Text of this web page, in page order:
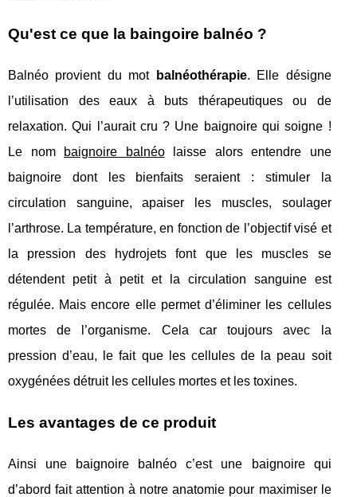
Qu'est ce que la baingoire balnéo ?
Balnéo provient du mot balnéothérapie. Elle désigne
l’utilisation des eaux à buts thérapeutiques ou de
relaxation. Qui l’aurait cru ? Une baignoire qui soigne !
Le nom
baignoire balnéolaisse alors entendre une
baignoire dont les bienfaits seraient : stimuler la
circulation sanguine, apaiser les muscles, soulager
l’arthrose. La température, en fonction de l’objectif visé et
la pression des hydrojets font que les muscles se
détendent petit à petit et la circulation sanguine est
régulée. Mais encore elle permet d’éliminer les cellules
mortes de l’organisme. Cela car toujours avec la
pression d’eau, le fait que les cellules de la peau soit
oxygénées détruit les cellules mortes et les toxines.
Les avantages de ce produit
Ainsi une baignoire balnéo c’est une baignoire qui
d’abord fait attention à notre anatomie pour maximiser le